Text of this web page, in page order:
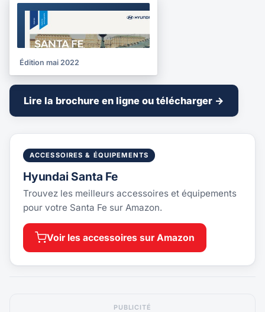
BROCHURE
2022
Édition mai 2022
Lire la brochure en ligne ou télécharger →
ACCESSOIRES & ÉQUIPEMENTS
Hyundai Santa Fe
Trouvez les meilleurs accessoires et équipements
pour votre Santa Fe sur Amazon.
Voir les accessoires sur Amazon
PUBLICITÉ